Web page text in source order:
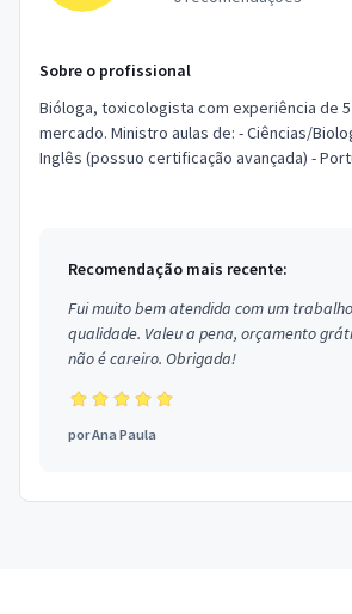
Sobre o profissional
Bióloga, toxicologista com experiência de
mercado. Ministro aulas de: - Ciências/
Inglês (possuo certificação avançada) -
Recomendação mais recente:
Fui muito bem atendida com um
qualidade. Valeu a pena, orçamento
não é careiro. Obrigada!
porAna Paula